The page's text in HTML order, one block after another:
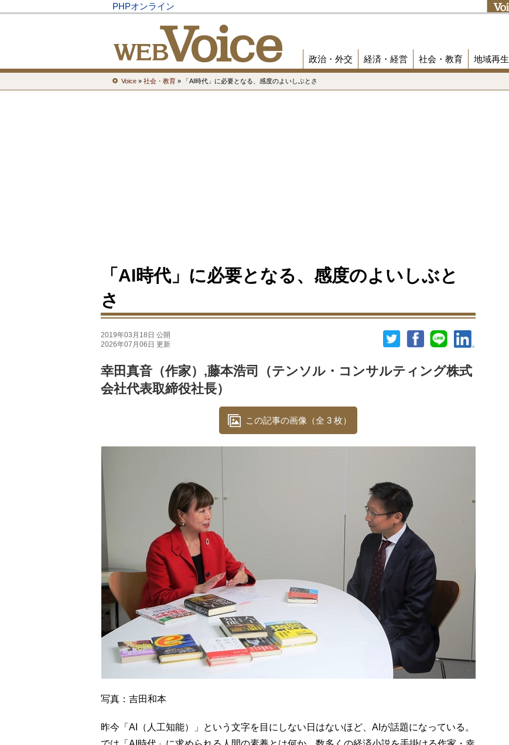
PHPオンライン
政治・外交 経済・経営 社会・教育 地域再生
Voice » 社会・教育 » 「AI時代」に必要となる、感度のよいしぶとさ
「AI時代」に必要となる、感度のよいしぶと
さ
2019年03月18日 公開
2026年07月06日 更新
幸田真音（作家）,藤本浩司（テンソル・コンサルティング株式
会社代表取締役社長）
この記事の画像（全 3 枚）
写真：吉田和本
昨今「AI（人工知能）」という文字を目にしない日はないほど、AIが話題になっている。